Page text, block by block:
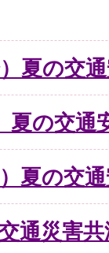
夏の交
夏の交通
夏の交
通災害